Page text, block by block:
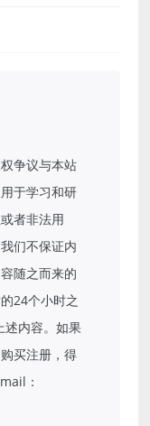
争议与本站
于学习和研
者非法用
们不保证内
随之而来的
24个小时之
述内容。如果
买注册，得
：